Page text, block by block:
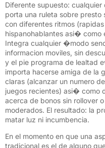
Diferente supuesto:
porta una ruleta sobre presto
con diferentes ritmos
hispanohablantes asi� como
Integra cualquier �modo
informacion moviles, sin
y el pie programa de lealtad
importa hacerse amiga de la
claras (alcanzar un numero
juegos recientes) asi� como
acerca de bonos sin rollover
moderados. El resultado: la
matar luz ni incumbencia.
En el momento en que una
tradicional es el de alguno